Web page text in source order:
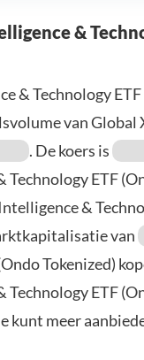
&
& Technology ETF
van
. De koers is
ETF
&
van
Tokenized)
ETF
kunt meer